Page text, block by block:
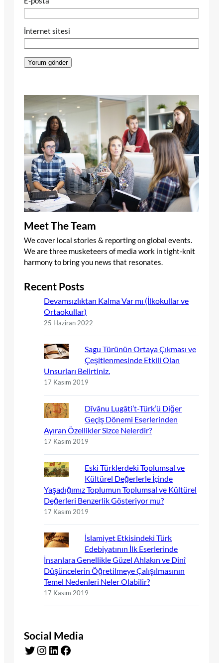
İnternet sitesi
Meet The Team
We cover local stories & reporting on global events.
We are three musketeers of media work in tight-knit
harmony to bring you news that resonates.
Recent Posts
Devamsızlıktan Kalma Var mı (İlkokullar ve
Ortaokullar)
25 Haziran 2022
Sagu Türünün Ortaya Çıkması ve
Çeşitlenmesinde Etkili Olan
Unsurları Belirtiniz.
17 Kasım 2019
Dîvânu Lugâti’t-Türk’ü Diğer
Geçiş Dönemi Eserlerinden
Ayıran Özellikler Sizce Nelerdir?
17 Kasım 2019
Eski Türklerdeki Toplumsal ve
Kültürel Değerlerle İçinde
Yaşadığımız Toplumun Toplumsal ve Kültürel
Değerleri Benzerlik Gösteriyor mu?
17 Kasım 2019
İslamiyet Etkisindeki Türk
Edebiyatının İlk Eserlerinde
İnsanlara Genellikle Güzel Ahlakın ve Dinî
Düşüncelerin Öğretilmeye Çalışılmasının
Temel Nedenleri Neler Olabilir?
17 Kasım 2019
Social Media
Twitter Instagram LinkedIn Facebook